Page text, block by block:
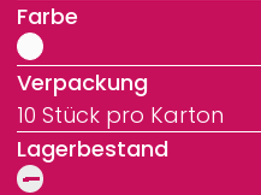
Farbe
Verpackung
10 Stück pro Karton
Lagerbestand